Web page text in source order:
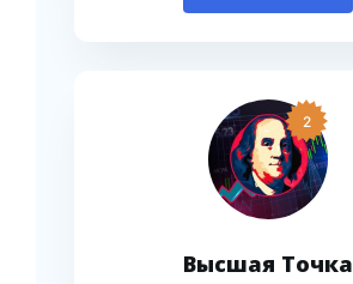
2
Высшая Точка